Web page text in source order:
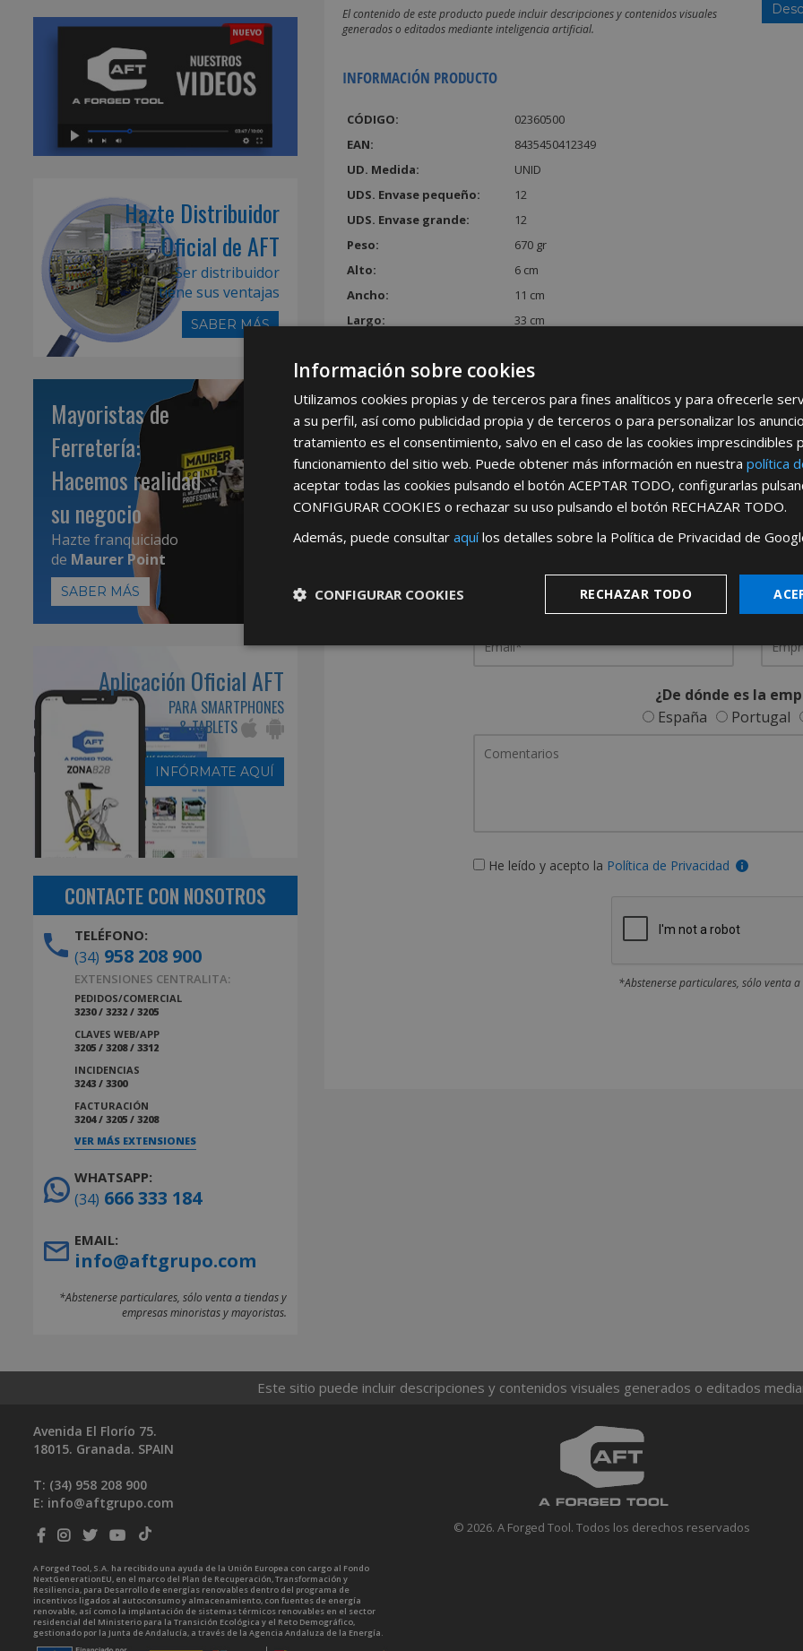
El contenido de este producto puede incluir descripciones y contenidos visuales
generados o editados mediante inteligencia artificial.
INFORMACIÓN PRODUCTO
CÓDIGO:
02360500
EAN:
8435450412349
UD. Medida:
UNID
UDS. Envase pequeño:
12
UDS. Envase grande:
12
Peso:
670 gr
Alto:
6 cm
Ancho:
11 cm
Largo:
33 cm
REGÍSTRATE PARA HACERTE
Desdeaquípodrá ver todas las
Rellene este formulario y nos pondremos en contacto
¿De dónde es la
España
Portugal
He leído y acepto la Política de Privacidad
*Abstenerse particulares, sólo venta
Hazte Distribuidor
Oficial de AFT
Ser distribuidor
tiene sus ventajas
SABER MÁS
Mayoristas de
Ferretería:
Hacemos realidad
su negocio
Hazte franquiciado
de Maurer Point
SABER MÁS
Aplicación Oficial AFT
PARA SMARTPHONES
& TABLETS
INFÓRMATE AQUÍ
CONTACTE CON NOSOTROS
TELÉFONO:
(34) 958 208 900
EXTENSIONES CENTRALITA:
PEDIDOS/COMERCIAL
3230 / 3232 / 3205
CLAVES WEB/APP
3205 / 3208 / 3312
INCIDENCIAS
3243 / 3300
FACTURACIÓN
3204 / 3205 / 3208
VER MÁS EXTENSIONES
WHATSAPP:
(34) 666 333 184
EMAIL:
info@aftgrupo.com
*Abstenerse particulares, sólo venta a tiendas y
empresas minoristas y mayoristas.
Este sitio puede incluir descripciones y contenidos visuales generados o editados
© 2026. A Forged Tool. Todos los derechos reservados
Avenida El Florío 75.
18015. Granada. SPAIN
T: (34) 958 208 900
E: info@aftgrupo.com
A Forged Tool, S.A. ha recibido una ayuda de la Unión Europea con cargo al Fondo
NextGenerationEU, en el marco del Plan de Recuperación, Transformación y
Resiliencia, para Desarrollo de energías renovables dentro del programa de
incentivos ligados al autoconsumo y almacenamiento, con fuentes de energía
renovable, así como la implantación de sistemas térmicos renovables en el sector
residencial del Ministerio para la Transición Ecológica y el Reto Demográfico,
gestionado por la Junta de Andalucía, a través de la Agencia Andaluza de la Energía.
Información sobre cookies
Utilizamos cookies propias y de terceros para fines analíticos y para ofrecerle
a su perfil, así como publicidad propia y de terceros o para personalizar los
tratamiento es el consentimiento, salvo en el caso de las cookies imprescindibles
funcionamiento del sitio web. Puede obtener más información en nuestra política
aceptar todas las cookies pulsando el botón ACEPTAR TODO, configurarlas
CONFIGURAR COOKIES o rechazar su uso pulsando el botón RECHAZAR TODO.
Además, puede consultar aquílos detalles sobre la Política de Privacidad de
RECHAZAR TODO
CONFIGURAR COOKIES